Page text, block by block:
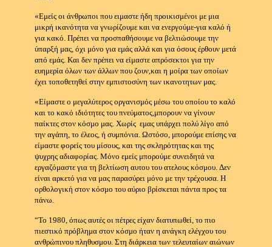
«Εμείς οι άνθρωποι που ειμαστε ήδη προικισμένοι με μια
μικρή ικανότητα να γνωρίζουμε και να ενεργούμε-για καλό ή
για κακό. Πρέπει να προσπαθήσουμε να βελτιώσουμε την
ύπαρξή μας, όχι μόνο για εμάς αλλά και για όσους έρθουν μετά
από εμάς. Και δεν πρέπει να είμαστε απρόσεκτοι για την
ευημερία όλων των άλλων που ζουν,και η μοίρα των οποίων
έχει τοποθετηθεί στην εμπιστοσύνη των ικανοτητων μας.
«Είμαστε ο μεγαλύτερος οργανισμός μέσω του οποίου το καλό
και το κακό ιδιότητες του πνεύματος,μπορουν να γίνουν
παίκτες στον κόσμο μας. Χωρίς εμας υπάρχει πολύ λίγο από
την αγάπη, το έλεος, ή συμπόνια. Ωστόσο, μπορούμε επίσης να
είμαστε φορείς του μίσους, και της σκληρότητας και της
ψυχρης αδιαφορίας. Μόνο εμείς μπορούμε συνειδητά να
εργαζόμαστε για τη βελτίωση αυτου του ατελους κόσμου. Δεν
είναι αρκετό για να μας παρασύρει μόνο με την τρέχουσα. Η
ορθολογική στον κόσμο του αύριο βρίσκεται πάντα προς τα
πάνω.
“Το 1980, όπως αυτές οι πέτρες είχαν διατυπωθεί, το πιο
πιεστικό πρόβλημα στον κόσμο ήταν η ανάγκη ελέγχου του
ανθρώπινου πληθυσμου. Στη διάρκεια των τελευταίων αιώνων